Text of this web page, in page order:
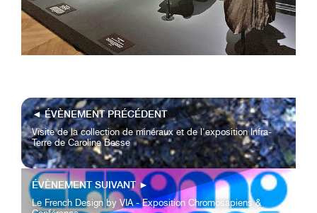
◄ÉVÈNEMENT PRÉCÉDENT
Visite de la collection de minéraux et de l'exposition Infra-
Terre de Caroline Besse
ÉVÈNEMENT SUIVANT ►
Le French Design by VIA - Exposition Chromosapiens &